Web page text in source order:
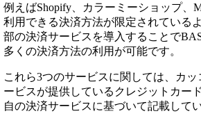
例えばShopify、カラーミーショップ、
利用できる決済方法が限定されている
部の決済サービスを導入することで
多くの決済方法の利用が可能です。
これら3つのサービスに関しては、カ
ービスが提供しているクレジットカー
自の決済サービスに基づいて記載してい